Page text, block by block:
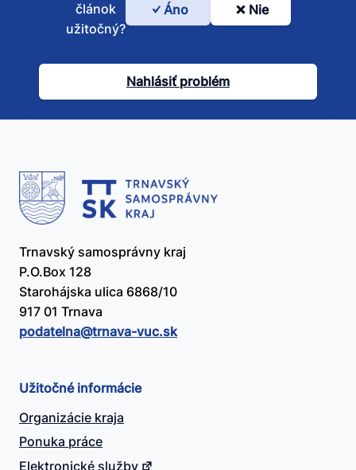
Bol
článok
užitočný?
článok
užitočný?
Áno Nie
Nahlásiť problém
Trnavský samosprávny kraj
P.O.Box 128
Starohájska ulica 6868/10
917 01 Trnava
podatelna@​trnava-vuc.sk
Užitočné informácie
Organizácie kraja
Ponuka práce
Elektronické služby